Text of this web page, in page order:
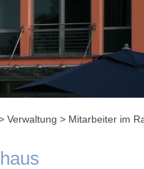
Verwaltung > Mitarbeiter im